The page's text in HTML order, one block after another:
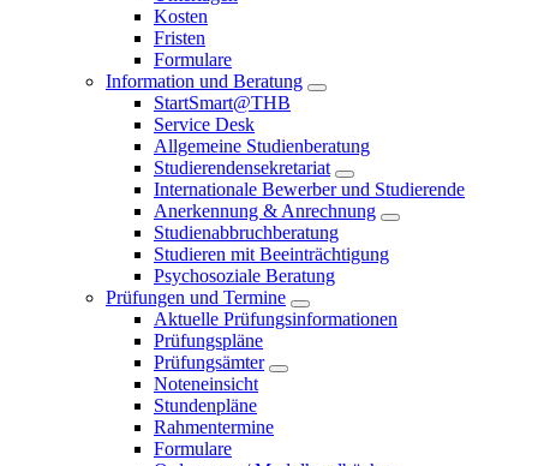
Kosten
Fristen
Formulare
Information und Beratung
StartSmart@THB
Service Desk
Allgemeine Studienberatung
Studierendensekretariat
Internationale Bewerber und Studierende
Anerkennung & Anrechnung
Studienabbruchberatung
Studieren mit Beeinträchtigung
Psychosoziale Beratung
Prüfungen und Termine
Aktuelle Prüfungsinformationen
Prüfungspläne
Prüfungsämter
Noteneinsicht
Stundenpläne
Rahmentermine
Formulare